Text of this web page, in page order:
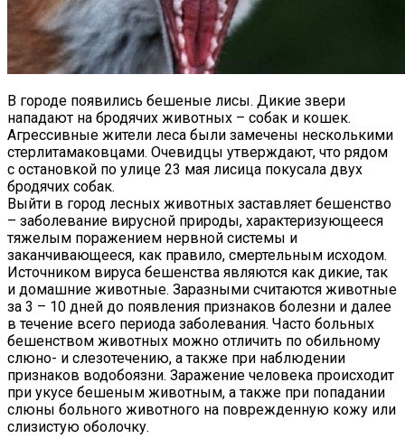
В городе появились бешеные лисы. Дикие звери
нападают на бродячих животных – собак и кошек.
Агрессивные жители леса были замечены несколькими
стерлитамаковцами. Очевидцы утверждают, что рядом
с остановкой по улице 23 мая лисица покусала двух
бродячих собак.
Выйти в город лесных животных заставляет бешенство
– заболевание вирусной природы, характеризующееся
тяжелым поражением нервной системы и
заканчивающееся, как правило, смертельным исходом.
Источником вируса бешенства являются как дикие, так
и домашние животные. Заразными считаются животные
за 3 – 10 дней до появления признаков болезни и далее
в течение всего периода заболевания. Часто больных
бешенством животных можно отличить по обильному
слюно- и слезотечению, а также при наблюдении
признаков водобоязни. Заражение человека происходит
при укусе бешеным животным, а также при попадании
слюны больного животного на поврежденную кожу или
слизистую оболочку.